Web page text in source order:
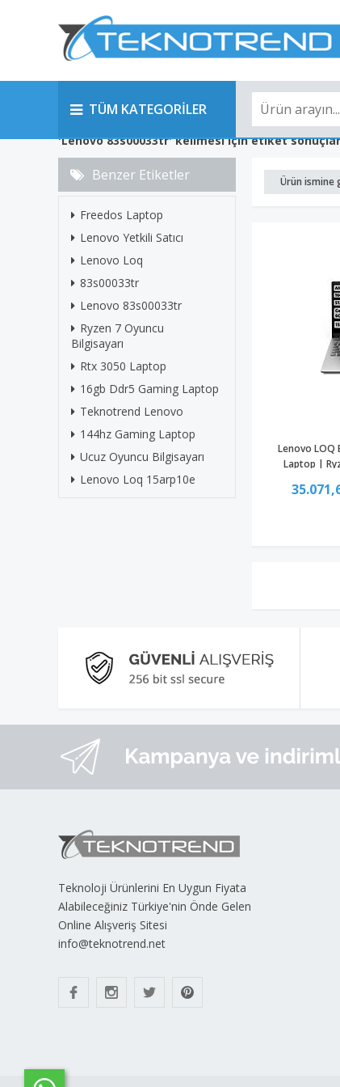
TÜM KATEGORİLER
'Lenovo 83s00033tr' kelimesi için etiket
Benzer Etiketler
Freedos Laptop
Lenovo Yetkili Satıcı
Lenovo Loq
83s00033tr
Lenovo 83s00033tr
Ryzen 7 Oyuncu
Bilgisayarı
Rtx 3050 Laptop
16gb Ddr5 Gaming Laptop
Teknotrend Lenovo
144hz Gaming Laptop
Ucuz Oyuncu Bilgisayarı
Lenovo Loq 15arp10e
Ürün ismine
Lenovo LOQ
Laptop |
Teknoloji Ürünlerini En Uygun Fiyata
Alabileceğiniz Türkiye'nin Önde Gelen
Online Alışveriş Sitesi
info@teknotrend.net